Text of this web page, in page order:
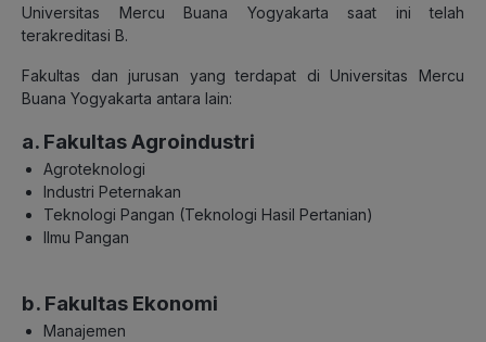
Universitas Mercu Buana Yogyakarta saat ini telah
terakreditasi B.
Fakultas dan jurusan yang terdapat di Universitas Mercu
Buana Yogyakarta antara lain:
a. Fakultas Agroindustri
Agroteknologi
Industri Peternakan
Teknologi Pangan (Teknologi Hasil Pertanian)
Ilmu Pangan
b. Fakultas Ekonomi
Manajemen